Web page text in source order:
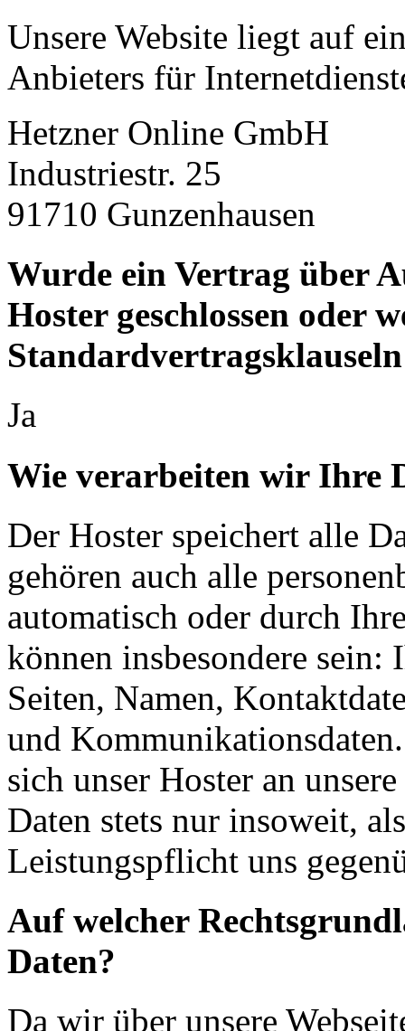
Unsere Website liegt auf
Anbieters für
Hetzner Online GmbH
Industriestr. 25
91710 Gunzenhausen
Wurde ein Vertrag über
Hoster geschlossen oder
Ja
Wie verarbeiten wir Ihre
Der Hoster speichert alle
gehören auch alle
automatisch oder durch
können insbesondere sein:
Seiten, Namen,
und
sich unser Hoster an
Daten stets nur insoweit,
Leistungspflicht uns
Auf welcher
Daten?
Da wir über unsere